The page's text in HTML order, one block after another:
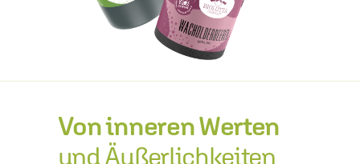
Von inneren Werten
und Äußerlichkeiten